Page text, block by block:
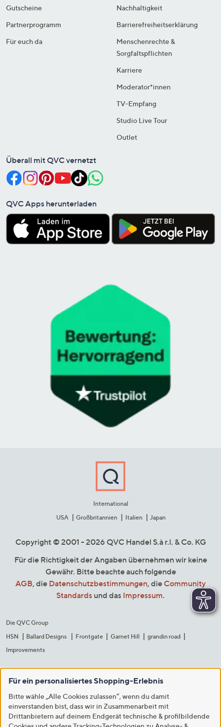
Gutscheine
Partnerprogramm
Für euch da
Nachhaltigkeit
Barrierefreiheitserklärung
Menschenrechte &
Sorgfaltspflichten
Karriere
Moderator*innen
TV-Empfang
Studio Live Tour
Outlet
Überall mit QVC vernetzt
QVC Apps herunterladen
International
USA
Großbritannien Italien Japan
Copyright © 2001 - 2026 QVC Handel S.à r.l. & Co. KG
Für die Richtigkeit der Angaben übernehmen wir keine
Gewähr. Bitte beachte auch folgende
AGB, die Datenschutzbestimmungen, die Community
Standards und das Impressum.
Die QVC Group
HSN
Ballard Designs Frontgate Garnet Hill
grandin road
Improvements
Für ein personalisiertes Shopping-Erlebnis
Bitte wähle „Alle Cookies zulassen“, wenn du damit
einverstanden bist, dass wir in Zusammenarbeit mit
Drittanbietern auf deinem Endgerät technische & profilbildende